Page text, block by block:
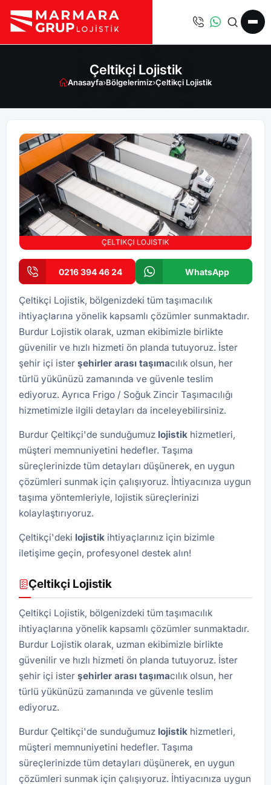
Çeltikçi Lojistik
Anasayfa›Bölgelerimiz›Çeltikçi Lojistik
0216 394 46 24 WhatsApp
Çeltikçi Lojistik, bölgenizdeki tüm taşımacılık
ihtiyaçlarına yönelik kapsamlı çözümler sunmaktadır.
Burdur Lojistik olarak, uzman ekibimizle birlikte
güvenilir ve hızlı hizmeti ön planda tutuyoruz. İster
şehir içi ister şehirler arası taşımacılık olsun, her
türlü yükünüzü zamanında ve güvenle teslim
ediyoruz. Ayrıca Frigo / Soğuk Zincir Taşımacılığı
hizmetimizle ilgili detayları da inceleyebilirsiniz.
Burdur Çeltikçi'de sunduğumuz lojistik hizmetleri,
müşteri memnuniyetini hedefler. Taşıma
süreçlerinizde tüm detayları düşünerek, en uygun
çözümleri sunmak için çalışıyoruz. İhtiyacınıza uygun
taşıma yöntemleriyle, lojistik süreçlerinizi
kolaylaştırıyoruz.
Çeltikçi'deki lojistik ihtiyaçlarınız için bizimle
iletişime geçin, profesyonel destek alın!
Çeltikçi Lojistik
Çeltikçi Lojistik, bölgenizdeki tüm taşımacılık
ihtiyaçlarına yönelik kapsamlı çözümler sunmaktadır.
Burdur Lojistik olarak, uzman ekibimizle birlikte
güvenilir ve hızlı hizmeti ön planda tutuyoruz. İster
şehir içi ister şehirler arası taşımacılık olsun, her
türlü yükünüzü zamanında ve güvenle teslim
ediyoruz.
Burdur Çeltikçi'de sunduğumuz lojistik hizmetleri,
müşteri memnuniyetini hedefler. Taşıma
süreçlerinizde tüm detayları düşünerek, en uygun
çözümleri sunmak için çalışıyoruz. İhtiyacınıza uygun